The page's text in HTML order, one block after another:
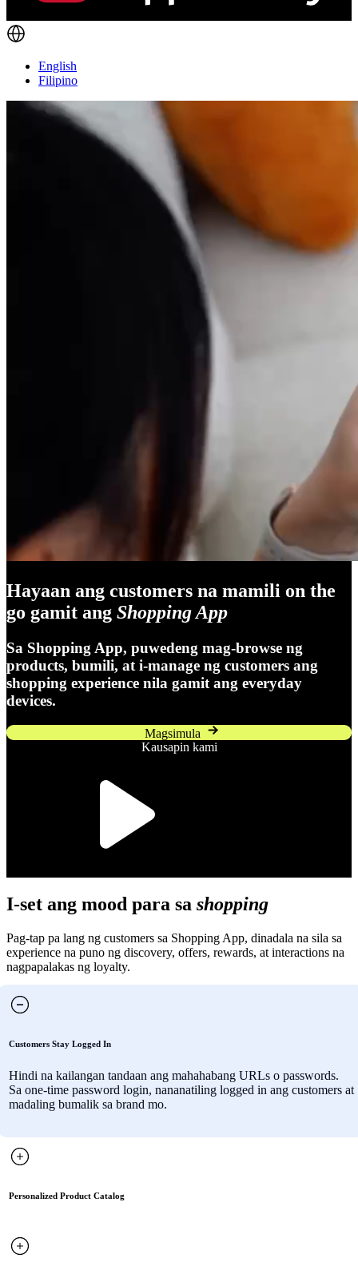
English
Filipino
Hayaan ang customers na mamili on the
go gamit ang Shopping App
Sa Shopping App, puwedeng mag-browse ng
products, bumili, at i-manage ng customers ang
shopping experience nila gamit ang everyday
devices.
Magsimula
Kausapin kami
I-set ang mood para sa shopping
Pag-tap pa lang ng customers sa Shopping App, dinadala na sila sa
experience na puno ng discovery, offers, rewards, at interactions na
nagpapalakas ng loyalty.
Customers Stay Logged In
Hindi na kailangan tandaan ang mahahabang URLs o passwords.
Sa one-time password login, nananatiling logged in ang customers at
madaling bumalik sa brand mo.
Personalized Product Catalog